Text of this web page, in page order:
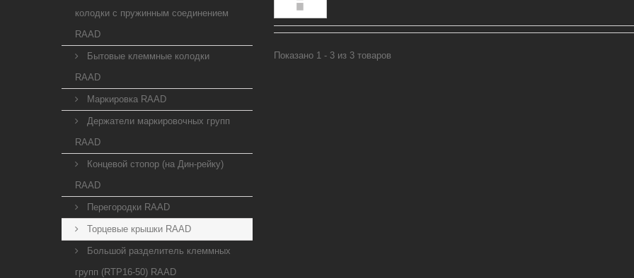
колодки с пружинным соединением
RAAD
Бытовые клеммные колодки
RAAD
Маркировка RAAD
Держатели маркировочных групп
RAAD
Концевой стопор (на Дин-рейку)
RAAD
Перегородки RAAD
Торцевые крышки RAAD
Большой разделитель клеммных
групп (RTP16-50) RAAD
Показано 1 - 3 из 3 товаров